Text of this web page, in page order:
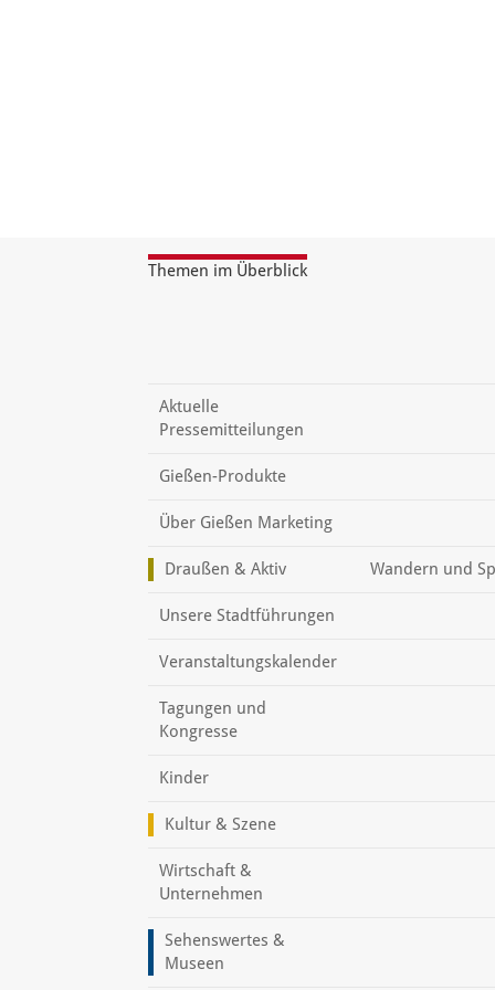
Themen im Überblick
Aktuelle
Pressemitteilungen
Gießen-Produkte
Über Gießen Marketing
Draußen & Aktiv Wandern und
Unsere Stadtführungen
Veranstaltungskalender
Tagungen und
Kongresse
Kinder
Kultur & Szene
Wirtschaft &
Unternehmen
Sehenswertes &
Museen